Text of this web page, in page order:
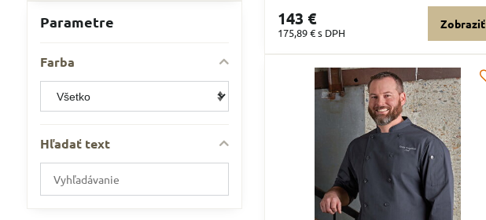
143 €
175,89 €s DPH
Zobraziť
Parametre
Farba
Hľadať text
Prehľadať
výsledky